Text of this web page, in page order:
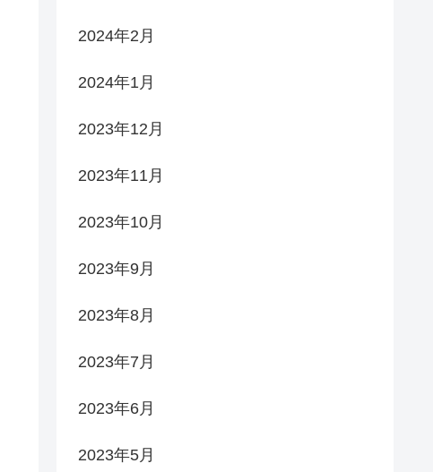
2024年2月
2024年1月
2023年12月
2023年11月
2023年10月
2023年9月
2023年8月
2023年7月
2023年6月
2023年5月